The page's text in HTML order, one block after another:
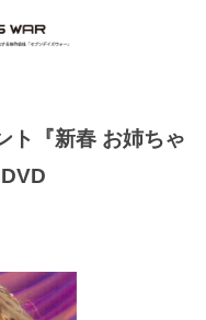
ト『新春 お姉ちゃ